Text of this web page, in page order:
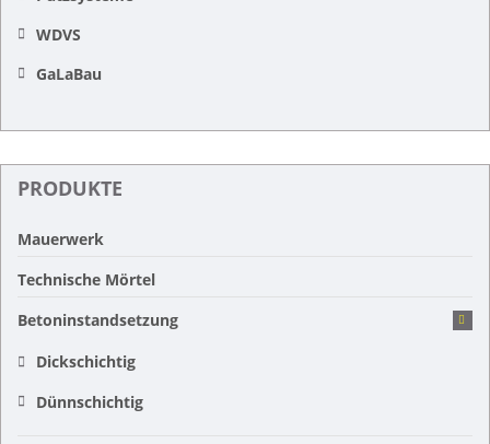
WDVS
GaLaBau
PRODUKTE
Mauerwerk
Technische Mörtel
Betoninstandsetzung
Dickschichtig
Dünnschichtig